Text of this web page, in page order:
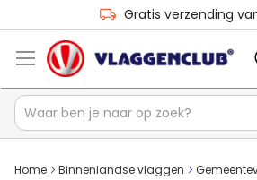
Gratis verzending
Home Binnenlandse vlaggen